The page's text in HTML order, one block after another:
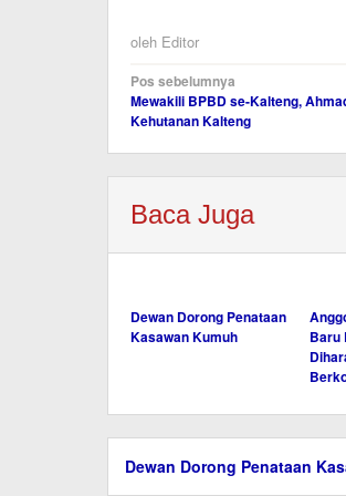
oleh Editor
Navigasi
pos
Pos sebelumnya
Mewakili BPBD se-Kalteng,
Kehutanan Kalteng
Baca Juga
Dewan Dorong Penataan
Kasawan Kumuh
Baru
Dewan Dorong Penataan